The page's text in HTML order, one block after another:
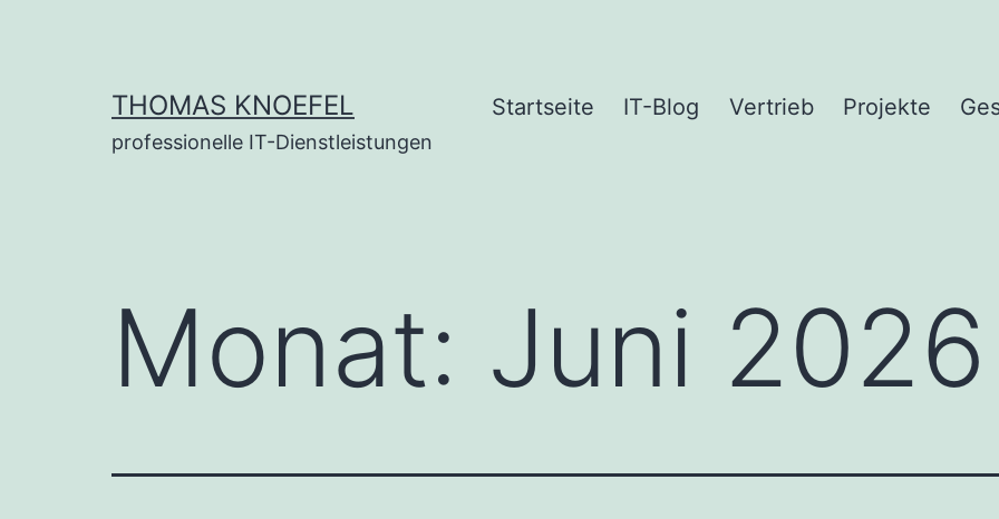
THOMAS KNOEFEL
professionelle IT-Dienstleistungen
Startseite IT-Blog Vertrieb Projekte
Monat: Juni 2026